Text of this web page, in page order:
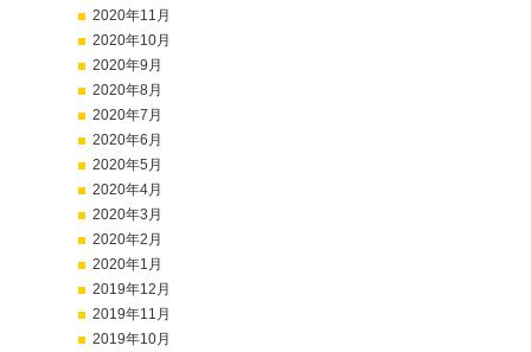
2020年11月
2020年10月
2020年9月
2020年8月
2020年7月
2020年6月
2020年5月
2020年4月
2020年3月
2020年2月
2020年1月
2019年12月
2019年11月
2019年10月